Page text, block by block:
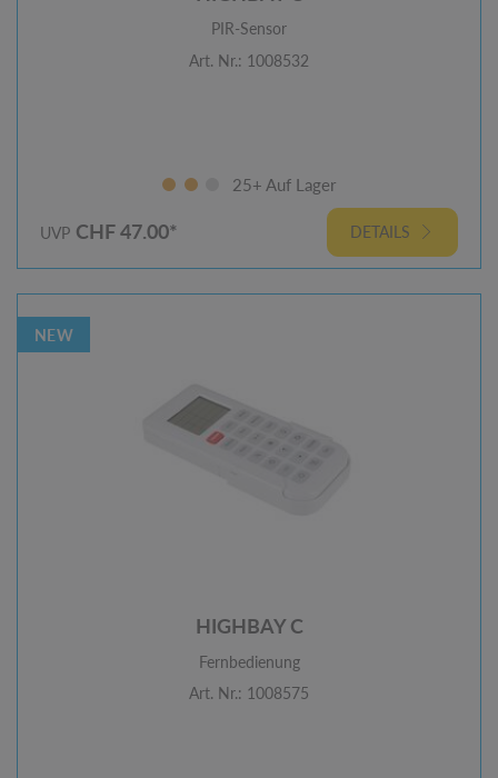
PIR-Sensor
Art. Nr.: 1008532
25+ Auf Lager
UVP CHF 47.00* DETAILS
NEW
HIGHBAY C
Fernbedienung
Art. Nr.: 1008575